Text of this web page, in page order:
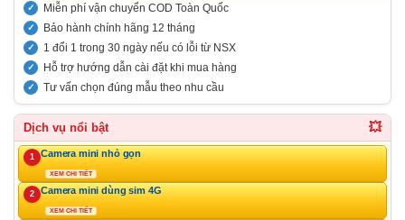
Miễn phí vận chuyển COD Toàn Quốc
Bảo hành chính hãng 12 tháng
1 đổi 1 trong 30 ngày nếu có lỗi từ NSX
Hỗ trợ hướng dẫn cài đặt khi mua hàng
Tư vấn chọn đúng mẫu theo nhu cầu
Dịch vụ nổi bật 💥
1 Camera mini nhỏ gọn
XEM CHI TIẾT
2 Camera mini dùng sim 4G
XEM CHI TIẾT